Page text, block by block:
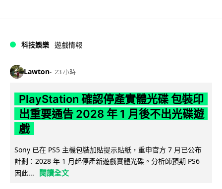
科技娛樂 遊戲情報
Lawton 23 小時
PlayStation 確認停產實體光碟 包裝印
出重要通告 2028 年 1 月後不出光碟遊
戲
Sony 已在 PS5 主機包裝加貼提示貼紙，重申官方 7 月已公布
計劃：2028 年 1 月起停產新遊戲實體光碟。分析師預期 PS6
因此...
閱讀全文